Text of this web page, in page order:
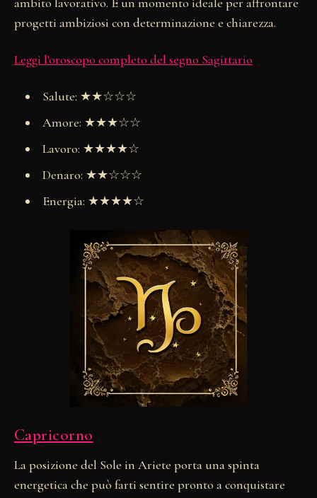
progetti ambiziosi con determinazione e chiarezza.
Leggi l'oroscopo completo del segno Sagittario
Salute: ★★☆☆☆
Amore: ★★★☆☆
Lavoro: ★★★★☆
Denaro: ★★☆☆☆
Energia: ★★★★☆
Capricorno
La posizione del Sole in Ariete porta una spinta
energetica che può farti sentire pronto a conquistare